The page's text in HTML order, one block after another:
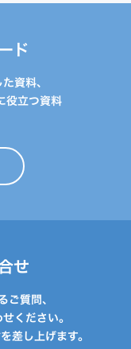
ド
資料、
役立つ資料
せ
質問、
ください。
差し上げます。